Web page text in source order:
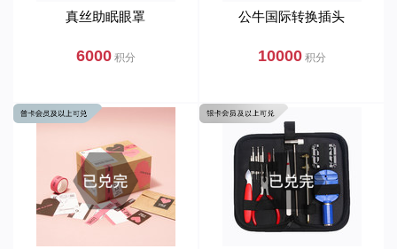
真丝助眠眼罩
6000积分
公牛国际转换插头
10000积分